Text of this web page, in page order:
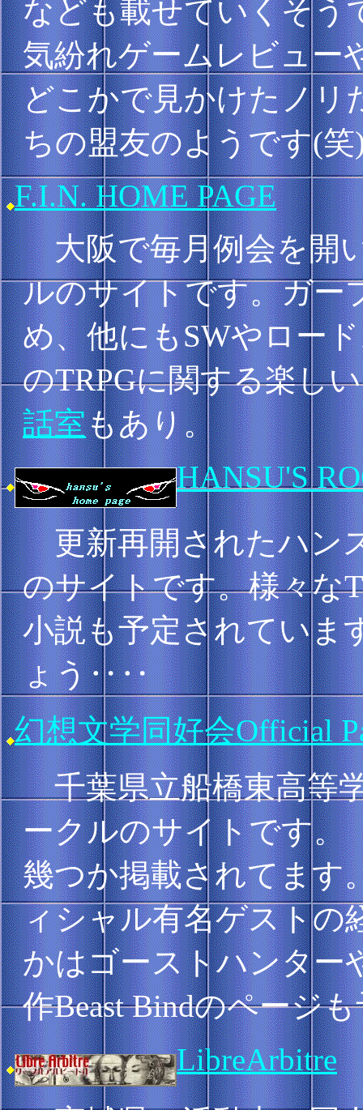
なども載せていくそう
気紛れゲームレビュー
どこかで見かけたノリ
ちの盟友のようです(笑
F.I.N. HOME PAGE
大阪で毎月例会を開
ルのサイトです。ガー
め、他にもSWやロー
のTRPGに関する楽し
話室もあり。
HANSU'S
更新再開されたハン
のサイトです。様々な
小説も予定されていま
ょう‥‥
幻想文学同好会Official
千葉県立船橋東高等
ークルのサイトです。
幾つか掲載されてます
ィシャル有名ゲストの
かはゴーストハンター
作Beast Bindのページ
LibreArbitre